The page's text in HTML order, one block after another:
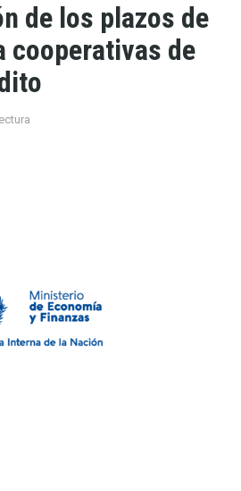
de los plazos de
cooperativas de